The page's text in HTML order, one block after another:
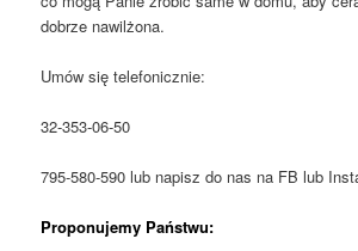
dobrze nawilżona.
Umów się telefonicznie:
32-353-06-50
795-580-590 lub napisz do nas na FB lub
Proponujemy Państwu: